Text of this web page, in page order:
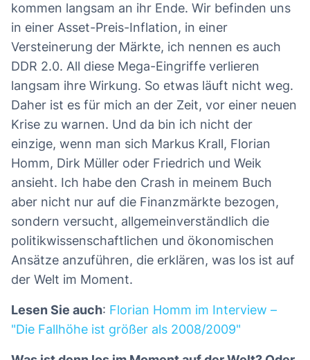
kommen langsam an ihr Ende. Wir befinden uns
in einer Asset-Preis-Inflation, in einer
Versteinerung der Märkte, ich nennen es auch
DDR 2.0. All diese Mega-Eingriffe verlieren
langsam ihre Wirkung. So etwas läuft nicht weg.
Daher ist es für mich an der Zeit, vor einer neuen
Krise zu warnen. Und da bin ich nicht der
einzige, wenn man sich Markus Krall, Florian
Homm, Dirk Müller oder Friedrich und Weik
ansieht. Ich habe den Crash in meinem Buch
aber nicht nur auf die Finanzmärkte bezogen,
sondern versucht, allgemeinverständlich die
politikwissenschaftlichen und ökonomischen
Ansätze anzuführen, die erklären, was los ist auf
der Welt im Moment.
Lesen Sie auch: Florian Homm im Interview –
"Die Fallhöhe ist größer als 2008/2009"